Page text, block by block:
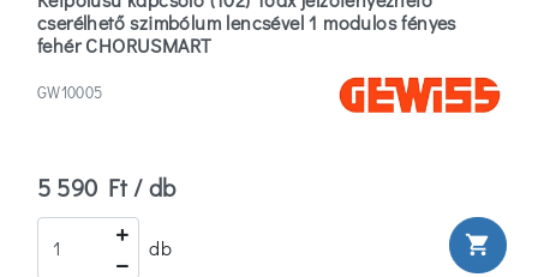
cserélhető szimbólum lencsével 1 modulos fényes
fehér CHORUSMART
GW10005
5 590 Ft / db
db shopping_cart